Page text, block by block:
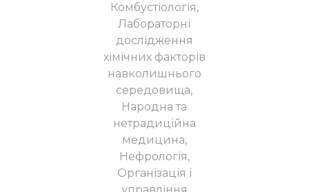
Комбустіологія,
Лабораторні
дослідження
хімічних факторів
навколишнього
середовища,
Народна та
нетрадиційна
медицина,
Нефрологія,
Організація і